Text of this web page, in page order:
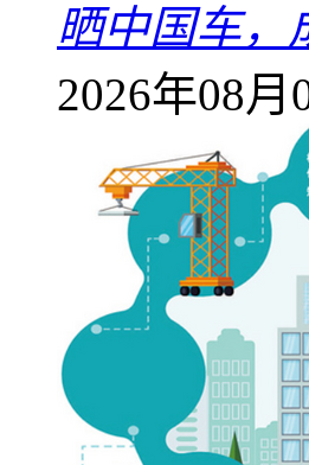
晒中国车，
2026年08月